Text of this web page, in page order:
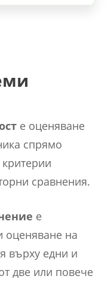
е оценяване
спрямо
сравнения.
е
оценяване на
върху едни и
две или повече